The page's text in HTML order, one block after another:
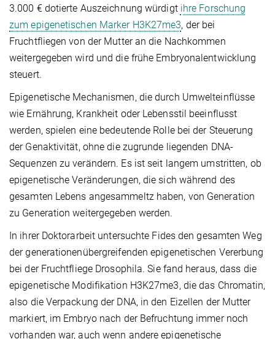
3.000 € dotierte Auszeichnung würdigt ihre Forschung
zum epigenetischen Marker H3K27me3, der bei
Fruchtfliegen von der Mutter an die Nachkommen
weitergegeben wird und die frühe Embryonalentwicklung
steuert.
Epigenetische Mechanismen, die durch Umwelteinflüsse
wie Ernährung, Krankheit oder Lebensstil beeinflusst
werden, spielen eine bedeutende Rolle bei der Steuerung
der Genaktivität, ohne die zugrunde liegenden DNA-
Sequenzen zu verändern. Es ist seit langem umstritten, ob
epigenetische Veränderungen, die sich während des
gesamten Lebens angesammeltz haben, von Generation
zu Generation weitergegeben werden.
In ihrer Doktorarbeit untersuchte Fides den gesamten Weg
der generationenübergreifenden epigenetischen Vererbung
bei der Fruchtfliege Drosophila. Sie fand heraus, dass die
epigenetische Modifikation H3K27me3, die das Chromatin,
also die Verpackung der DNA, in den Eizellen der Mutter
markiert, im Embryo nach der Befruchtung immer noch
vorhanden war, auch wenn andere epigenetische